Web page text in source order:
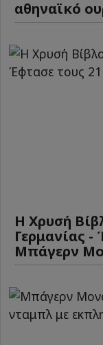
αθηναϊκό
Η Χρυσή
Γερμανίας -
Μπάγερν